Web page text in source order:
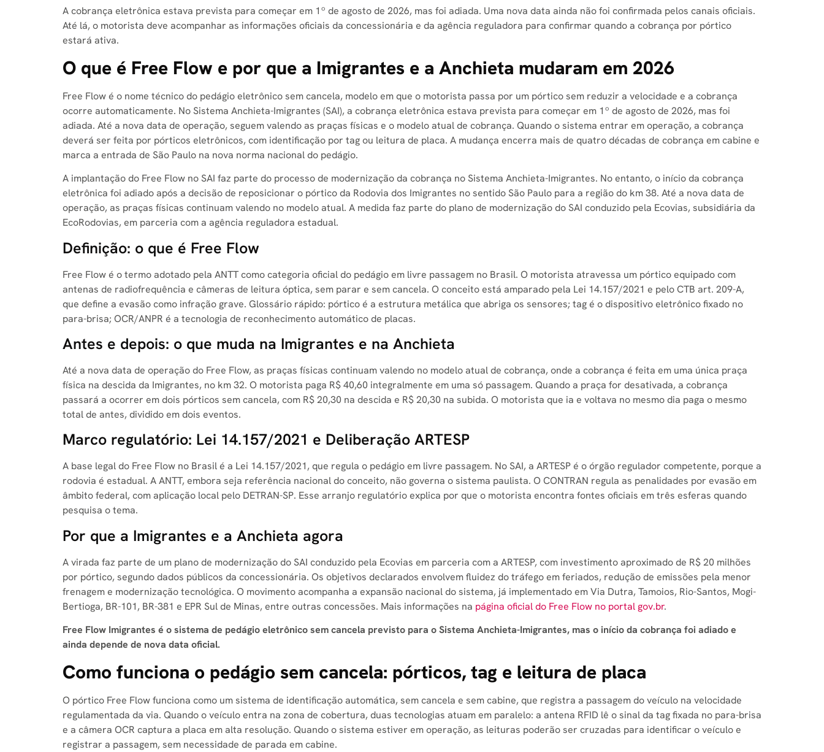
para
aumentar
A cobrança eletrônica estava prevista para começar em 1º de agosto de 2026, mas foi adiada. Uma nova data ainda não foi confirmada pelos canais oficiais.
Até lá, o motorista deve acompanhar as informações oficiais da concessionária e da agência reguladora para confirmar quando a cobrança por pórtico
estará ativa.
O que é Free Flow e por que a Imigrantes e a Anchieta mudaram em 2026
Free Flow é o nome técnico do pedágio eletrônico sem cancela, modelo em que o motorista passa por um pórtico sem reduzir a velocidade e a cobrança
ocorre automaticamente. No Sistema Anchieta-Imigrantes (SAI), a cobrança eletrônica estava prevista para começar em 1º de agosto de 2026, mas foi
adiada. Até a nova data de operação, seguem valendo as praças físicas e o modelo atual de cobrança. Quando o sistema entrar em operação, a cobrança
deverá ser feita por pórticos eletrônicos, com identificação por tag ou leitura de placa. A mudança encerra mais de quatro décadas de cobrança em cabine e
marca a entrada de São Paulo na nova norma nacional do pedágio.
A implantação do Free Flow no SAI faz parte do processo de modernização da cobrança no Sistema Anchieta-Imigrantes. No entanto, o início da cobrança
eletrônica foi adiado após a decisão de reposicionar o pórtico da Rodovia dos Imigrantes no sentido São Paulo para a região do km 38. Até a nova data de
operação, as praças físicas continuam valendo no modelo atual. A medida faz parte do plano de modernização do SAI conduzido pela Ecovias, subsidiária da
EcoRodovias, em parceria com a agência reguladora estadual.
Definição: o que é Free Flow
Free Flow é o termo adotado pela ANTT como categoria oficial do pedágio em livre passagem no Brasil. O motorista atravessa um pórtico equipado com
antenas de radiofrequência e câmeras de leitura óptica, sem parar e sem cancela. O conceito está amparado pela Lei 14.157/2021 e pelo CTB art. 209-A,
que define a evasão como infração grave. Glossário rápido: pórtico é a estrutura metálica que abriga os sensores; tag é o dispositivo eletrônico fixado no
para-brisa; OCR/ANPR é a tecnologia de reconhecimento automático de placas.
Antes e depois: o que muda na Imigrantes e na Anchieta
Até a nova data de operação do Free Flow, as praças físicas continuam valendo no modelo atual de cobrança, onde a cobrança é feita em uma única praça
física na descida da Imigrantes, no km 32. O motorista paga R$ 40,60 integralmente em uma só passagem. Quando a praça for desativada, a cobrança
passará a ocorrer em dois pórticos sem cancela, com R$ 20,30 na descida e R$ 20,30 na subida. O motorista que ia e voltava no mesmo dia paga o mesmo
total de antes, dividido em dois eventos.
Marco regulatório: Lei 14.157/2021 e Deliberação ARTESP
A base legal do Free Flow no Brasil é a Lei 14.157/2021, que regula o pedágio em livre passagem. No SAI, a ARTESP é o órgão regulador competente, porque a
rodovia é estadual. A ANTT, embora seja referência nacional do conceito, não governa o sistema paulista. O CONTRAN regula as penalidades por evasão em
âmbito federal, com aplicação local pelo DETRAN-SP. Esse arranjo regulatório explica por que o motorista encontra fontes oficiais em três esferas quando
pesquisa o tema.
Por que a Imigrantes e a Anchieta agora
A virada faz parte de um plano de modernização do SAI conduzido pela Ecovias em parceria com a ARTESP, com investimento aproximado de R$ 20 milhões
por pórtico, segundo dados públicos da concessionária. Os objetivos declarados envolvem fluidez do tráfego em feriados, redução de emissões pela menor
frenagem e modernização tecnológica. O movimento acompanha a expansão nacional do sistema, já implementado em Via Dutra, Tamoios, Rio-Santos, Mogi-
Bertioga, BR-101, BR-381 e EPR Sul de Minas, entre outras concessões. Mais informações na página oficial do Free Flow no portal gov.br.
Free Flow Imigrantes é o sistema de pedágio eletrônico sem cancela previsto para o Sistema Anchieta-Imigrantes, mas o início da cobrança foi adiado e
ainda depende de nova data oficial.
Como funciona o pedágio sem cancela: pórticos, tag e leitura de placa
O pórtico Free Flow funciona como um sistema de identificação automática, sem cancela e sem cabine, que registra a passagem do veículo na velocidade
regulamentada da via. Quando o veículo entra na zona de cobertura, duas tecnologias atuam em paralelo: a antena RFID lê o sinal da tag fixada no para-brisa
e a câmera OCR captura a placa em alta resolução. Quando o sistema estiver em operação, as leituras poderão ser cruzadas para identificar o veículo e
registrar a passagem, sem necessidade de parada em cabine.